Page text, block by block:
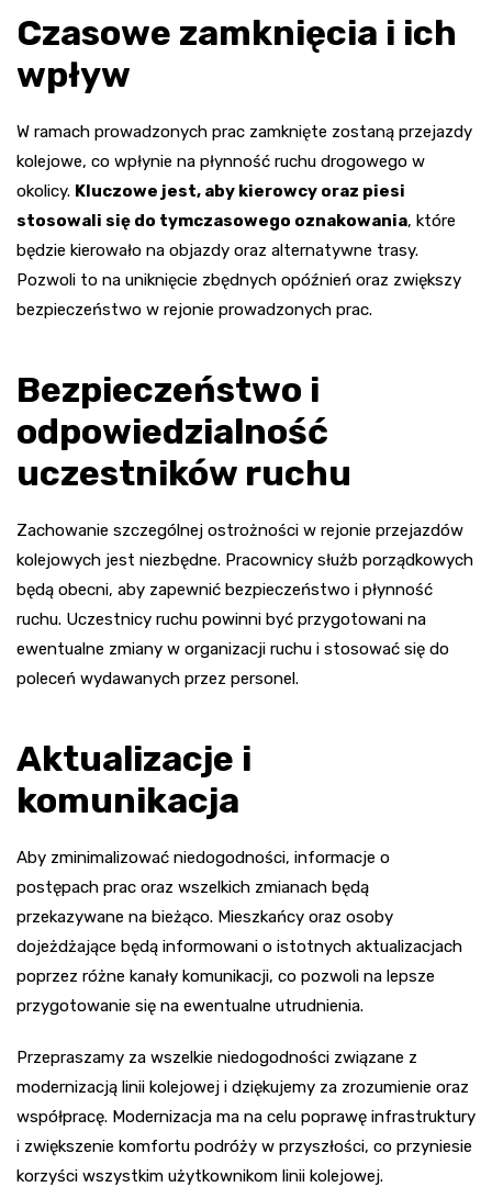
Czasowe zamknięcia i ich
wpływ
W ramach prowadzonych prac zamknięte zostaną przejazdy
kolejowe, co wpłynie na płynność ruchu drogowego w
okolicy. Kluczowe jest, aby kierowcy oraz piesi
stosowali się do tymczasowego oznakowania, które
będzie kierowało na objazdy oraz alternatywne trasy.
Pozwoli to na uniknięcie zbędnych opóźnień oraz zwiększy
bezpieczeństwo w rejonie prowadzonych prac.
Bezpieczeństwo i
odpowiedzialność
uczestników ruchu
Zachowanie szczególnej ostrożności w rejonie przejazdów
kolejowych jest niezbędne. Pracownicy służb porządkowych
będą obecni, aby zapewnić bezpieczeństwo i płynność
ruchu. Uczestnicy ruchu powinni być przygotowani na
ewentualne zmiany w organizacji ruchu i stosować się do
poleceń wydawanych przez personel.
Aktualizacje i
komunikacja
Aby zminimalizować niedogodności, informacje o
postępach prac oraz wszelkich zmianach będą
przekazywane na bieżąco. Mieszkańcy oraz osoby
dojeżdżające będą informowani o istotnych aktualizacjach
poprzez różne kanały komunikacji, co pozwoli na lepsze
przygotowanie się na ewentualne utrudnienia.
Przepraszamy za wszelkie niedogodności związane z
modernizacją linii kolejowej i dziękujemy za zrozumienie oraz
współpracę. Modernizacja ma na celu poprawę infrastruktury
i zwiększenie komfortu podróży w przyszłości, co przyniesie
korzyści wszystkim użytkownikom linii kolejowej.